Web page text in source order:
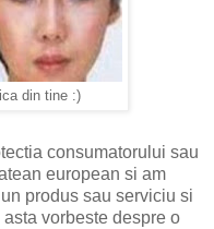
din tine :)
consumatorului sau
european si am
produs sau serviciu si
vorbeste despre o